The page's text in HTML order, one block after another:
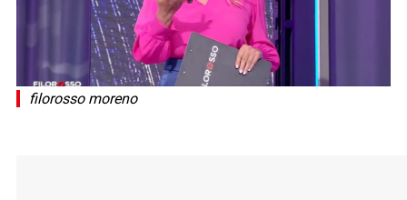
filorosso moreno